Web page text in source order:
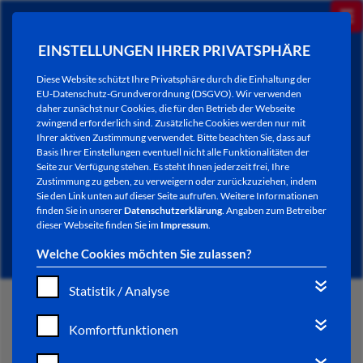
EINSTELLUNGEN IHRER PRIVATSPHÄRE
Diese Website schützt Ihre Privatsphäre durch die Einhaltung der
EU-Datenschutz-Grundverordnung (DSGVO). Wir verwenden
daher zunächst nur Cookies, die für den Betrieb der Webseite
zwingend erforderlich sind. Zusätzliche Cookies werden nur mit
Ihrer aktiven Zustimmung verwendet. Bitte beachten Sie, dass auf
Basis Ihrer Einstellungen eventuell nicht alle Funktionalitäten der
Seite zur Verfügung stehen. Es steht Ihnen jederzeit frei, Ihre
Zustimmung zu geben, zu verweigern oder zurückzuziehen, indem
Sie den Link unten auf dieser Seite aufrufen. Weitere Informationen
finden Sie in unsererDatenschutzerklärung. Angaben zum Betreiber
dieser Webseite finden Sie im Impressum.
Welche Cookies möchten Sie zulassen?
Statistik / Analyse
Komfortfunktionen
NEWSLETTER / CITY LETTER
START